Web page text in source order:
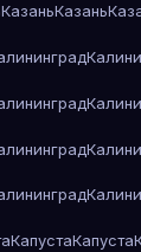
КазаньКазань
КапустаКапуста